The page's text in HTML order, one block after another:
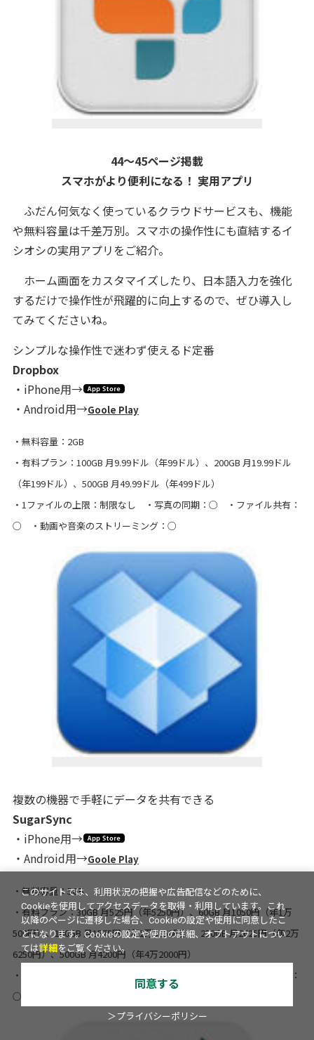
44～45ページ掲載
スマホがより便利になる！ 実用アプリ
ふだん何気なく使っているクラウドサービスも、機能
や無料容量は千差万別。スマホの操作性にも直結するイ
シオシの実用アプリをご紹介。
ホーム画面をカスタマイズしたり、日本語入力を強化
するだけで操作性が飛躍的に向上するので、ぜひ導入し
てみてくださいね。
シンプルな操作性で迷わず使えるド定番
Dropbox
・iPhone用→
・Android用→Goole Play
・無料容量：2GB
・有料プラン：100GB 月9.99ドル（年99ドル）、200GB 月19.99ドル
（年199ドル）、500GB 月49.99ドル（年499ドル）
・1ファイルの上限：制限なし ・写真の同期：○ ・ファイル共有：
○ ・動画や音楽のストリーミング：○
複数の機器で手軽にデータを共有できる
SugarSync
・iPhone用→
・Android用→Goole Play
・無料容量：5GB
・有料プラン：30GB 月525円（年5250円）、60GB 月1050円（年1万
500円）、100GB 月1575円（年1万5750円）、250GB 月2625円（年2万
6250円）、500GB 月4200円（年4万2000円）
・1ファイルの上限：制限なし ・写真の同期：○ ・ファイル共有：
○ ・動画や音楽のストリーミング：○
このサイトでは、利用状況の把握や広告配信などのために、
Cookieを使用してアクセスデータを取得・利用しています。これ
以降のページに遷移した場合、Cookieの設定や使用に同意したこ
とになります。Cookieの設定や使用の詳細、オプトアウトについ
ては詳細 をご覧ください。
同意する
＞プライバシーポリシー